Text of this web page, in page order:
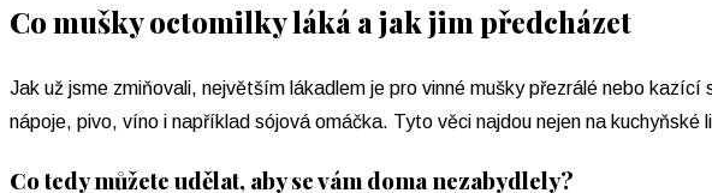
Co mušky octomilky láká a jak jim předcházet
Jak už jsme zmiňovali, největším lákadlem je pro vinné mušky přezrálé nebo
nápoje, pivo, víno i například sójová omáčka. Tyto věci najdou nejen na
Co tedy můžete udělat, aby se vám doma nezabydlely?